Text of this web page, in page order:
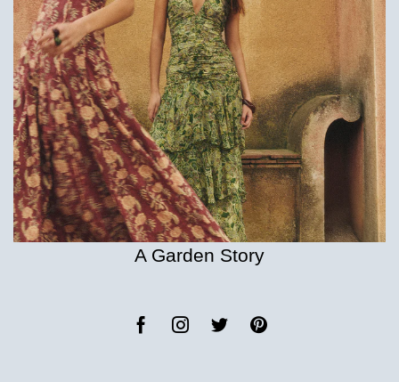
A Garden Story